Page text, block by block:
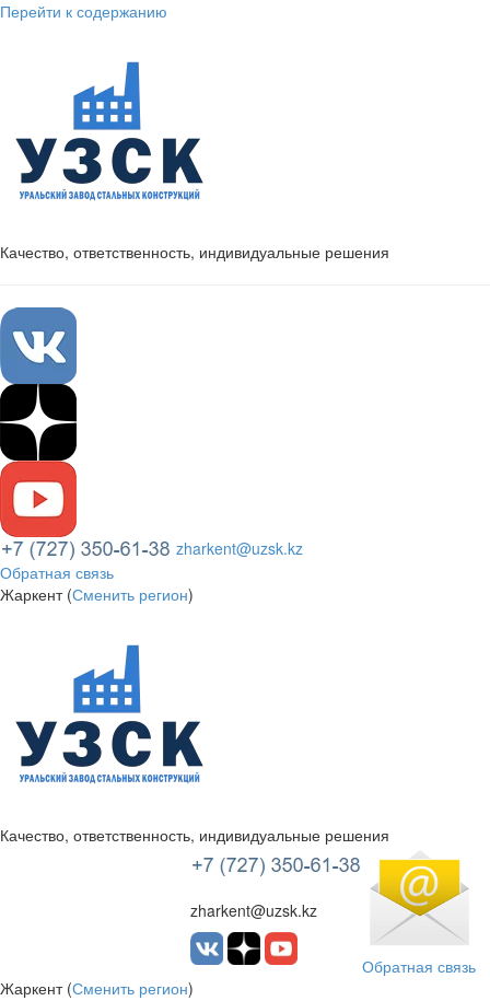
Перейти к содержанию
Качество, ответственность, индивидуальные решения
zharkent@uzsk.kz
Обратная связь
Жаркент (Сменить регион)
УЗСК Казахстан
Качество, ответственность, индивидуальные решения
zharkent@uzsk.kz
Обратная связь
Жаркент (Сменить регион)